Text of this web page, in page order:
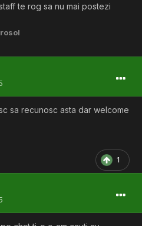
te rog sa nu mai postezi
sa recunosc asta dar welcome
1